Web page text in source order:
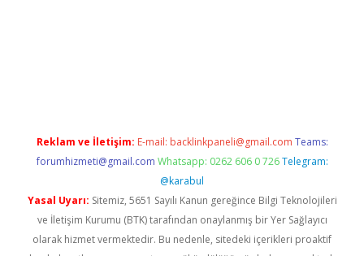
Reklam ve İletişim: E-mail: backlinkpaneli@gmail.com Teams:
forumhizmeti@gmail.com Whatsapp: 0262 606 0 726 Telegram:
@karabul
Yasal Uyarı: Sitemiz, 5651 Sayılı Kanun gereğince Bilgi Teknolojileri
ve İletişim Kurumu (BTK) tarafından onaylanmış bir Yer Sağlayıcı
olarak hizmet vermektedir. Bu nedenle, sitedeki içerikleri proaktif